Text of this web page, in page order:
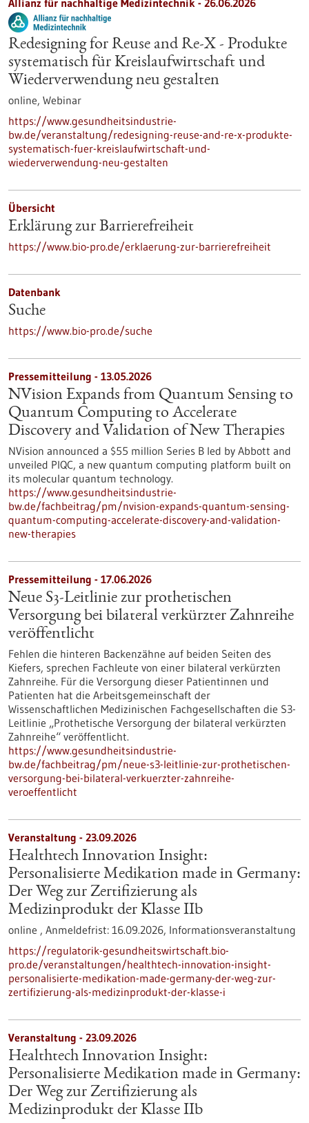
Allianz für nachhaltige Medizintechnik - 26.06.2026
Redesigning for Reuse and Re-X - Produkte
systematisch für Kreislaufwirtschaft und
Wiederverwendung neu gestalten
online, Webinar
https://www.gesundheitsindustrie-
bw.de/veranstaltung/redesigning-reuse-and-re-x-produkte-
systematisch-fuer-kreislaufwirtschaft-und-
wiederverwendung-neu-gestalten
Übersicht
Erklärung zur Barrierefreiheit
https://www.bio-pro.de/erklaerung-zur-barrierefreiheit
Datenbank
Suche
https://www.bio-pro.de/suche
Pressemitteilung - 13.05.2026
NVision Expands from Quantum Sensing to
Quantum Computing to Accelerate
Discovery and Validation of New Therapies
NVision announced a $55 million Series B led by Abbott and
unveiled PIQC, a new quantum computing platform built on
its molecular quantum technology.
https://www.gesundheitsindustrie-
bw.de/fachbeitrag/pm/nvision-expands-quantum-sensing-
quantum-computing-accelerate-discovery-and-validation-
new-therapies
Pressemitteilung - 17.06.2026
Neue S3-​Leitlinie zur prothetischen
Versorgung bei bilateral verkürzter Zahnreihe
veröffentlicht
Fehlen die hinteren Backenzähne auf beiden Seiten des
Kiefers, sprechen Fachleute von einer bilateral verkürzten
Zahnreihe. Für die Versorgung dieser Patientinnen und
Patienten hat die Arbeitsgemeinschaft der
Wissenschaftlichen Medizinischen Fachgesellschaften die S3-​
Leitlinie „Prothetische Versorgung der bilateral verkürzten
Zahnreihe“ veröffentlicht.
https://www.gesundheitsindustrie-
bw.de/fachbeitrag/pm/neue-s3-leitlinie-zur-prothetischen-
versorgung-bei-bilateral-verkuerzter-zahnreihe-
veroeffentlicht
Veranstaltung - 23.09.2026
Healthtech Innovation Insight:
Personalisierte Medikation made in Germany:
Der Weg zur Zertifizierung als
Medizinprodukt der Klasse IIb
online , Anmeldefrist: 16.09.2026, Informationsveranstaltung
https://regulatorik-gesundheitswirtschaft.bio-
pro.de/veranstaltungen/healthtech-innovation-insight-
personalisierte-medikation-made-germany-der-weg-zur-
zertifizierung-als-medizinprodukt-der-klasse-i
Veranstaltung - 23.09.2026
Healthtech Innovation Insight:
Personalisierte Medikation made in Germany:
Der Weg zur Zertifizierung als
Medizinprodukt der Klasse IIb